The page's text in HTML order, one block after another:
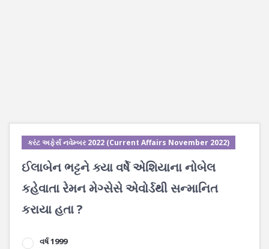
કરંટ અફેર્સ નવેમ્બર 2022 (Current Affairs November 2022)
ઈલાબેન ભટ્ટને ક્યા વર્ષે એશિયાના નોબેલ
કહેવાતા રેમન મેગ્સેસે એવોર્ડથી સન્માનિત
કરાયા હતા ?
વર્ષ 1999